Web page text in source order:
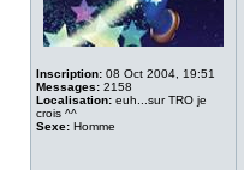
Inscription: 08 Oct 2004, 19:51
Messages: 2158
Localisation: euh...sur TRO je
crois ^^
Sexe: Homme